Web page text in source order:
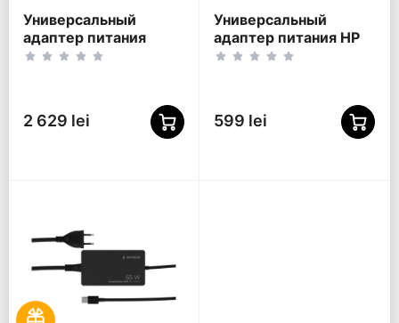
Универсальный
адаптер питания
DELL 165W USB-C
2 629 lei
Универсальный
адаптер питания HP
1P3K6AA, 65Вт
599 lei